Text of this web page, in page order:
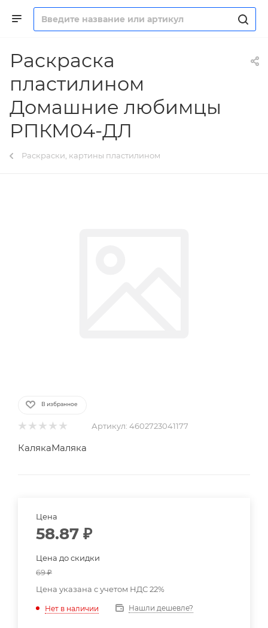
Раскраска
пластилином
Домашние любимцы
РПКМ04-ДЛ
Раскраски, картины пластилином
В избранное
Артикул: 4602723041177
КалякаМаляка
Цена
58.87 ₽
Цена до скидки
69₽
Цена указана с учетом НДС 22%
Нет в наличии Нашли дешевле?